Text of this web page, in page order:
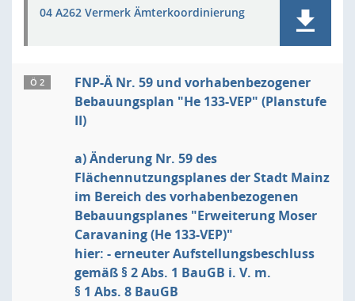
04 A262 Vermerk Ämterkoordinierung
Ö 2
FNP-Ä Nr. 59 und vorhabenbezogener
Bebauungsplan "He 133-VEP" (Planstufe
II)
a) Änderung Nr. 59 des
Flächennutzungsplanes der Stadt Mainz
im Bereich des vorhabenbezogenen
Bebauungsplanes "Erweiterung Moser
Caravaning (He 133-VEP)"
hier: - erneuter Aufstellungsbeschluss
gemäß § 2 Abs. 1 BauGB i. V. m.
§ 1 Abs. 8 BauGB